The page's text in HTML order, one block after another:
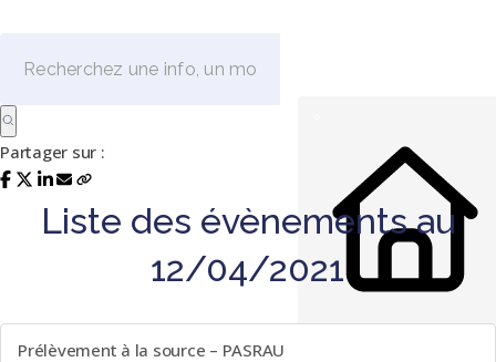
Partager sur :
Liste des évènements au
12/04/2021
Prélèvement à la source – PASRAU